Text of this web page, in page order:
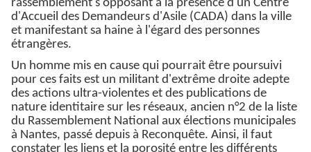
rassemblement s'opposant à la présence d'un Centre
d'Accueil des Demandeurs d'Asile (CADA) dans la ville
et manifestant sa haine à l'égard des personnes
étrangères.
Un homme mis en cause qui pourrait être poursuivi
pour ces faits est un militant d'extrême droite adepte
des actions ultra-violentes et des publications de
nature identitaire sur les réseaux, ancien n°2 de la liste
du Rassemblement National aux élections municipales
à Nantes, passé depuis à Reconquête. Ainsi, il faut
constater les liens et la porosité entre les différents